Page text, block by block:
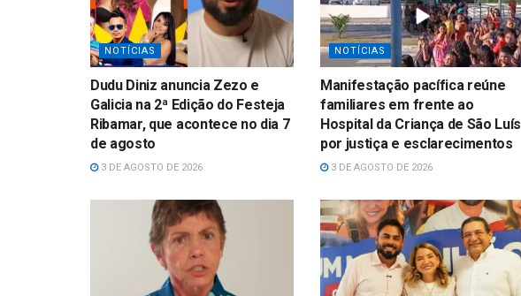
NOTÍCIAS
Dudu Diniz anuncia Zezo e
Galicia na 2ª Edição do Festeja
Ribamar, que acontece no dia 7
de agosto
3 DE AGOSTO DE 2026
NOTÍCIAS
Manifestação pacífica reúne
familiares em frente ao
Hospital da Criança de São Luís
por justiça e esclarecimentos
3 DE AGOSTO DE 2026